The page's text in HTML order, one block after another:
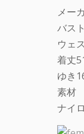
メー
バス
ウェ
着丈
ゆき
素材
ナイ